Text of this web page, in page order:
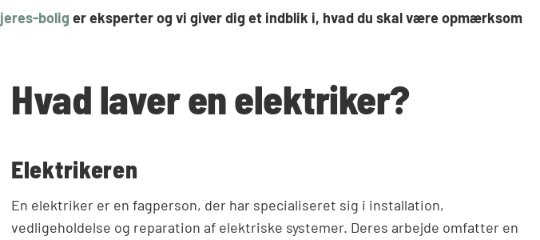
jeres-bolig er eksperter og vi giver dig et indblik i, hvad du skal være opmærksom
Hvad laver en elektriker?
Elektrikeren
En elektriker er en fagperson, der har specialiseret sig i installation,
vedligeholdelse og reparation af elektriske systemer. Deres arbejde omfatter en